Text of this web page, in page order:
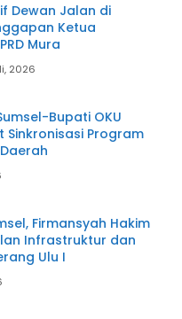
Dewan Jalan di
Ketua
Mura
2026
Bupati OKU
Sinkronisasi Program
Firmansyah Hakim
Infrastruktur dan
Ulu I